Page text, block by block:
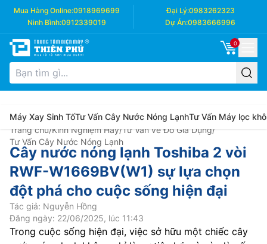
Mua Hàng Online:0918969699 Đại Lý:0983262323
Ninh Bình:0912339019 Dự Án:0983666996
0
Máy Xay Sinh TốTư Vấn Cây Nước Nóng LạnhTư Vấn Máy lọc
Trang chủ/Kinh Nghiệm Hay/Tư Vấn về Đồ Gia Dụng/
Tư Vấn Cây Nước Nóng Lạnh
Cây nước nóng lạnh Toshiba 2 vòi
RWF-W1669BV(W1) sự lựa chọn
đột phá cho cuộc sống hiện đại
Tác giả: Nguyễn Hồng
Đăng ngày: 22/06/2025, lúc 11:43
Trong cuộc sống hiện đại, việc sở hữu một chiếc cây